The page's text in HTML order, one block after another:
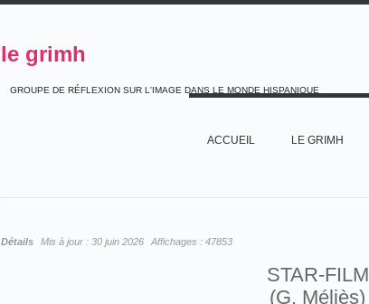
le grimh
GROUPE DE RÉFLEXION SUR L'IMAGE DANS LE MONDE HISPANIQUE
ACCUEIL LE GRIMH
Détails Mis à jour : 30 juin 2026 Affichages : 47853
STAR-FILM
(G. Méliès)